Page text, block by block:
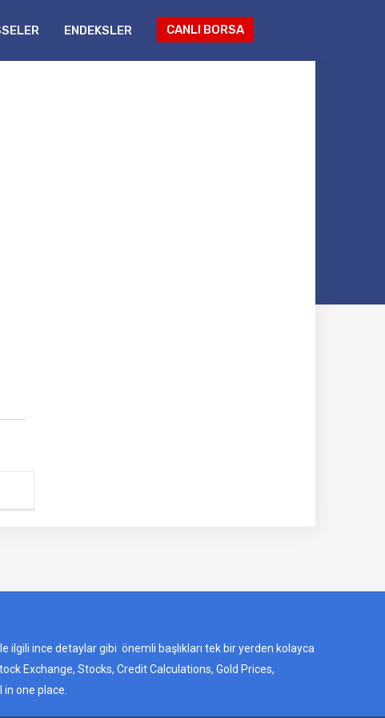
ENDEKSLER CANLI BORSA
ilgili ince detaylar gibi önemli başlıkları tek bir yerden kolayca
Exchange, Stocks, Credit Calculations, Gold Prices,
one place.